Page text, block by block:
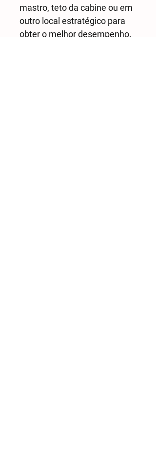
mastro, teto da cabine ou em
outro local estratégico para
obter o melhor desempenho.